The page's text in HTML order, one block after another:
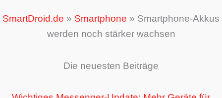
SmartDroid.de » Smartphone » Smartphone-Akkus
werden noch stärker wachsen
Die neuesten Beiträge